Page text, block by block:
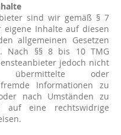
sind wir gemäß § 7
eigene Inhalte auf diesen
allgemeinen Gesetzen
Nach §§ 8 bis 10 TMG
jedoch nicht
übermittelte oder
Informationen zu
nach Umständen zu
auf eine rechtswidrige